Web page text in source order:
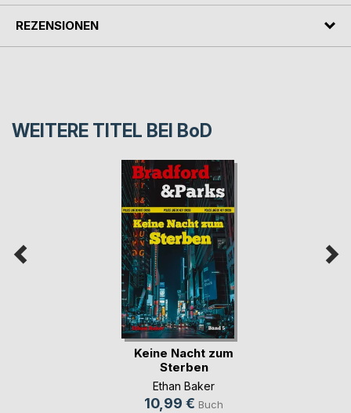
REZENSIONEN
WEITERE TITEL BEI BoD
Keine Nacht zum
Sterben
Ethan Baker
10,99 € Buch